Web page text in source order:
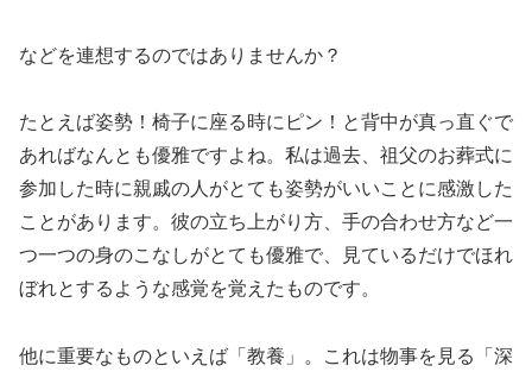
などを連想するのではありませんか？
たとえば姿勢！椅子に座る時にピン！と背中が真っ直ぐで
あればなんとも優雅ですよね。私は過去、祖父のお葬式に
参加した時に親戚の人がとても姿勢がいいことに感激した
ことがあります。彼の立ち上がり方、手の合わせ方など一
つ一つの身のこなしがとても優雅で、見ているだけでほれ
ぼれとするような感覚を覚えたものです。
他に重要なものといえば「教養」。これは物事を見る「深